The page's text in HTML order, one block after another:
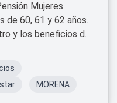
Mujeres
de 60, 61 y 62 años.
y los beneficios de
MORENA